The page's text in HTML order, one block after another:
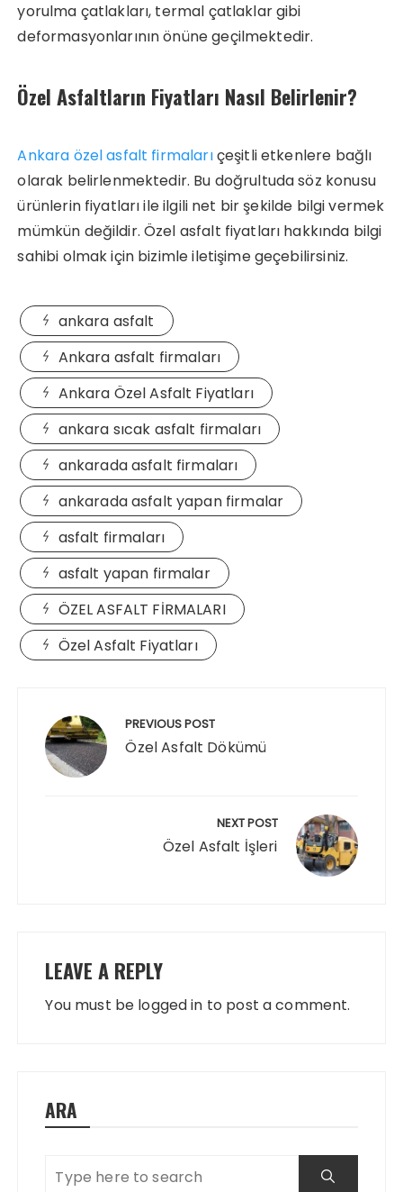
yorulma çatlakları, termal çatlaklar gibi
deformasyonlarının önüne geçilmektedir.
Özel Asfaltların Fiyatları Nasıl Belirlenir?
Ankara özel asfalt firmalarıçeşitli etkenlere bağlı
olarak belirlenmektedir. Bu doğrultuda söz konusu
ürünlerin fiyatları ile ilgili net bir şekilde bilgi vermek
mümkün değildir. Özel asfalt fiyatları hakkında bilgi
sahibi olmak için bizimle iletişime geçebilirsiniz.
ankara asfalt
Ankara asfalt firmaları
Ankara Özel Asfalt Fiyatları
ankara sıcak asfalt firmaları
ankarada asfalt firmaları
ankarada asfalt yapan firmalar
asfalt firmaları
asfalt yapan firmalar
ÖZEL ASFALT FİRMALARI
Özel Asfalt Fiyatları
navigation PREVIOUS POST
Özel Asfalt Dökümü
NEXT POST
Özel Asfalt İşleri
LEAVE A REPLY
You must be logged in to post a comment.
ARA